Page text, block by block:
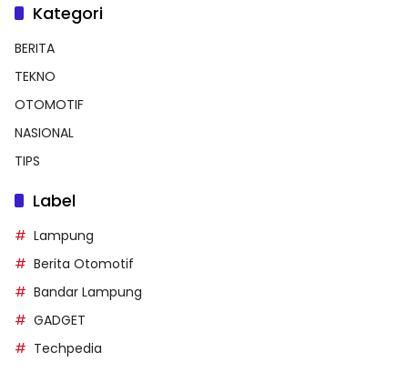
Kategori
BERITA
TEKNO
OTOMOTIF
NASIONAL
TIPS
Label
Lampung
Berita Otomotif
Bandar Lampung
GADGET
Techpedia